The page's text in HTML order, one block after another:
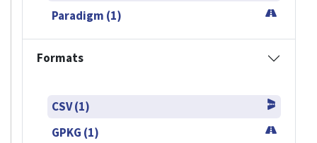
Paradigm (1)
Formats
CSV (1)
GPKG (1)